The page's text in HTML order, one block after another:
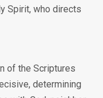
Spirit, who directs
of the Scriptures
determining